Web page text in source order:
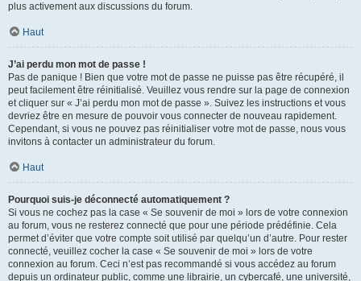
plus activement aux discussions du forum.
Haut
J’ai perdu mon mot de passe !
Pas de panique ! Bien que votre mot de passe ne puisse pas être récupéré, il
peut facilement être réinitialisé. Veuillez vous rendre sur la page de connexion
et cliquer sur « J’ai perdu mon mot de passe ». Suivez les instructions et vous
devriez être en mesure de pouvoir vous connecter de nouveau rapidement.
Cependant, si vous ne pouvez pas réinitialiser votre mot de passe, nous vous
invitons à contacter un administrateur du forum.
Haut
Pourquoi suis-je déconnecté automatiquement ?
Si vous ne cochez pas la case « Se souvenir de moi » lors de votre connexion
au forum, vous ne resterez connecté que pour une période prédéfinie. Cela
permet d’éviter que votre compte soit utilisé par quelqu’un d’autre. Pour rester
connecté, veuillez cocher la case « Se souvenir de moi » lors de votre
connexion au forum. Ceci n’est pas recommandé si vous accédez au forum
depuis un ordinateur public, comme une librairie, un cybercafé, une université,